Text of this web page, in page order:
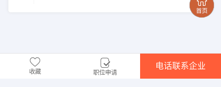
收藏 职位申请
电话联系企业